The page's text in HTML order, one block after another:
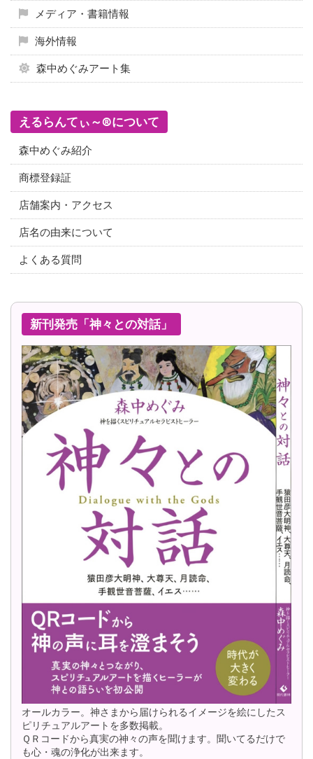
メディア・書籍情報
海外情報
森中めぐみアート集
えるらんてぃ～®について
森中めぐみ紹介
商標登録証
店舗案内・アクセス
店名の由来について
よくある質問
新刊発売「神々との対話」
オールカラー。神さまから届けられるイメージを絵にしたス
ピリチュアルアートを多数掲載。
ＱＲコードから真実の神々の声を聞けます。聞いてるだけで
も心・魂の浄化が出来ます。